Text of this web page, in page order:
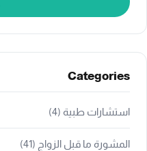
Categories
استشارات طبية (4)
المشورة ما قبل الزواج (41)